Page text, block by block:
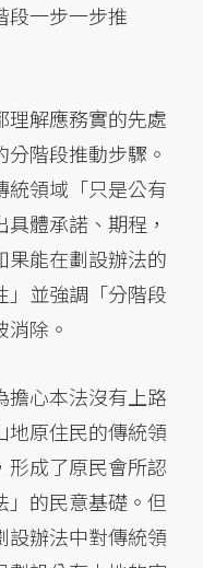
段一步一步推
理解應務實的先處
階段推動步驟。
統領域「只是公有
體承諾、期程，
果能在劃設辦法的
」並強調「分階段
除。
擔心本法沒有上路
地原住民的傳統領
形成了原民會所認
」的民意基礎。但
設辦法中對傳統領